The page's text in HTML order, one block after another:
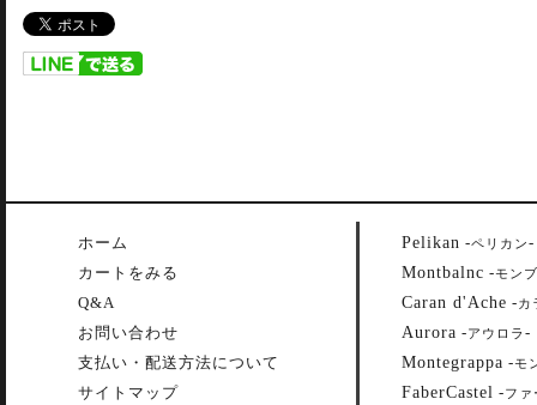
ホーム
カートをみる
Q&A
お問い合わせ
支払い・配送方法について
サイトマップ
Pelikan -ペリカン-
Montbalnc -モン
Caran d'Ache -カ
Aurora -アウロラ -
Montegrappa -モ
FaberCastel -ファ